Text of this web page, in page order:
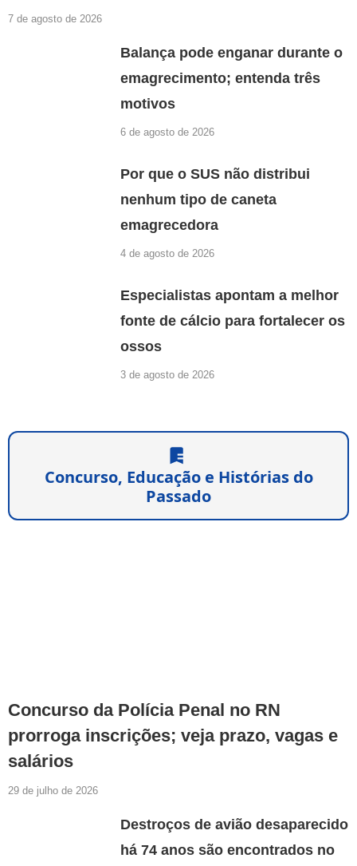
7 de agosto de 2026
Balança pode enganar durante o
emagrecimento; entenda três
motivos
6 de agosto de 2026
Por que o SUS não distribui
nenhum tipo de caneta
emagrecedora
4 de agosto de 2026
Especialistas apontam a melhor
fonte de cálcio para fortalecer os
ossos
3 de agosto de 2026
Concurso, Educação e Histórias do
Passado
Concurso da Polícia Penal no RN
prorroga inscrições; veja prazo, vagas e
salários
29 de julho de 2026
Destroços de avião desaparecido
há 74 anos são encontrados no